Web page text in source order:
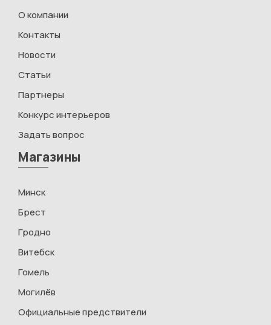
О компании
Контакты
Новости
Статьи
Партнеры
Конкурс интерьеров
Задать вопрос
Магазины
Минск
Брест
Гродно
Витебск
Гомель
Могилёв
Официальные предствители